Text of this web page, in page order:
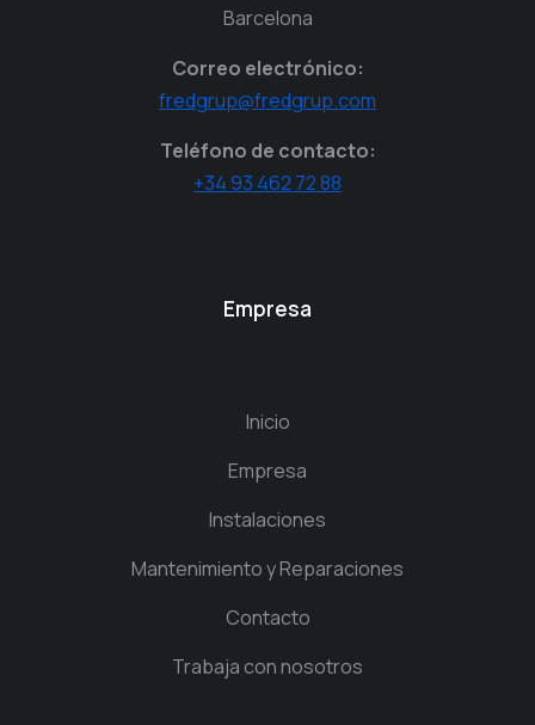
Barcelona
Correo electrónico:
fredgrup@fredgrup.com
Teléfono de contacto:
+34 93 462 72 88
Empresa
Inicio
Empresa
Instalaciones
Mantenimiento y Reparaciones
Contacto
Trabaja con nosotros